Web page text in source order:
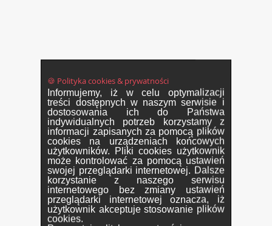
🍪 Polityka cookies & prywatności
Informujemy, iż w celu optymalizacji
treści dostępnych w naszym serwisie i
dostosowania ich do Państwa
indywidualnych potrzeb korzystamy z
informacji zapisanych za pomocą plików
cookies na urządzeniach końcowych
użytkowników. Pliki cookies użytkownik
może kontrolować za pomocą ustawień
swojej przeglądarki internetowej. Dalsze
korzystanie z naszego serwisu
internetowego bez zmiany ustawień
przeglądarki internetowej oznacza, iż
użytkownik akceptuje stosowanie plików
cookies.